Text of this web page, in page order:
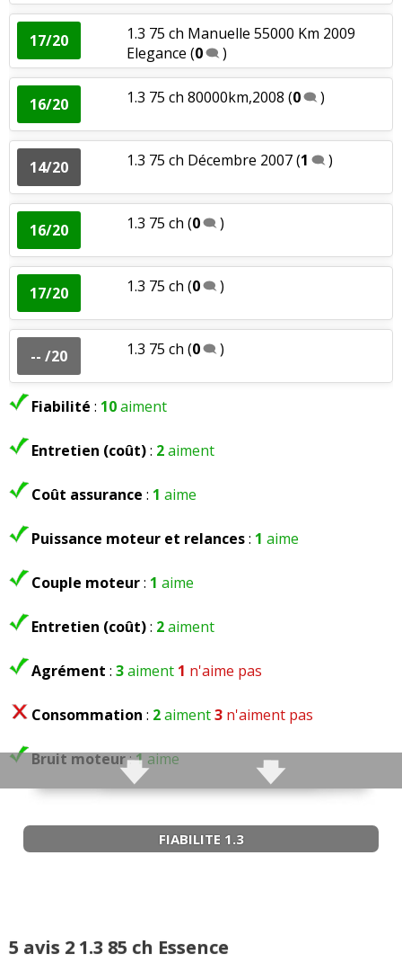
17/20
1.3 75 ch Manuelle 55000 Km 2009
Elegance (0 )
16/20 1.3 75 ch 80000km,2008 (0 )
14/20 1.3 75 ch Décembre 2007(1 )
16/20 1.3 75 ch (0 )
17/20 1.3 75 ch (0 )
-- /20 1.3 75 ch (0 )
Fiabilité : 10aiment
Entretien (coût): 2aiment
Coût assurance : 1 aime
Puissance moteur et relances: 1 aime
Couple moteur: 1 aime
Entretien (coût): 2aiment
Agrément : 3aiment 1 n'aime pas
Consommation : 2aiment3 n'aiment pas
Bruit moteur:1aime
FIABILITE 1.3
5 avis 2 1.3 85 ch Essence